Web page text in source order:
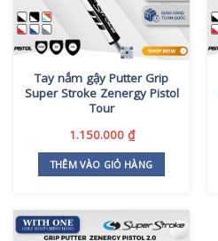
Tay nắm gậy Putter Grip
Super Stroke Zenergy Pistol
Tour
1.150.000 ₫
THÊM VÀO GIỎ HÀNG